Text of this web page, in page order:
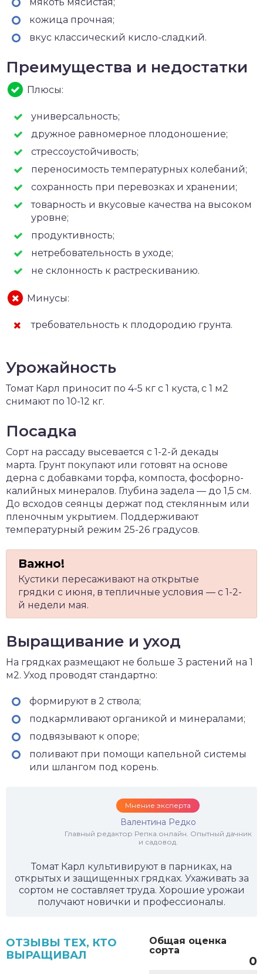
кожица прочная;
вкус классический кисло-сладкий.
Преимущества и недостатки
Плюсы:
универсальность;
дружное равномерное плодоношение;
стрессоустойчивость;
переносимость температурных колебаний;
сохранность при перевозках и хранении;
товарность и вкусовые качества на высоком
уровне;
продуктивность;
нетребовательность в уходе;
не склонность к растрескиванию.
Минусы:
требовательность к плодородию грунта.
Урожайность
Томат Карл приносит по 4-5 кг с 1 куста, с 1 м2
снимают по 10-12 кг.
Посадка
Сорт на рассаду высевается с 1-2-й декады
марта. Грунт покупают или готовят на основе
дерна с добавками торфа, компоста, фосфорно-
калийных минералов. Глубина задела — до 1,5 см.
До всходов сеянцы держат под стеклянным или
пленочным укрытием. Поддерживают
температурный режим 25-26 градусов.
Кустики пересаживают на открытые
грядки с июня, в тепличные условия — с 1-2-
й недели мая.
Выращивание и уход
На грядках размещают не больше 3 растений на 1
м2. Уход проводят стандартно:
формируют в 2 ствола;
подкармливают органикой и минералами;
подвязывают к опоре;
поливают при помощи капельной системы
или шлангом под корень.
Мнение эксперта
Валентина Редко
Главный редактор Репка.онлайн. Опытный дачник
и садовод.
Томат Карл культивируют в парниках, на
открытых и защищенных грядках. Ухаживать за
сортом не составляет труда. Хорошие урожаи
получают новички и профессионалы.
Общая оценка
сорта
0
ОТЗЫВЫ ТЕХ, КТО
ВЫРАЩИВАЛ